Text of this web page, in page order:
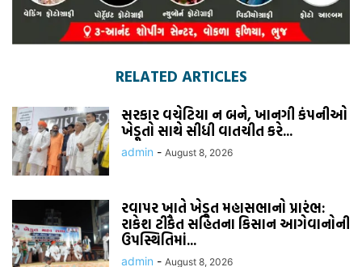
RELATED ARTICLES
સરકાર વચેટિયા ન બને, ખાનગી કંપનીઓ
ખેડૂતો સાથે સીધી વાતચીત કરે...
admin - August 8, 2026
રવાપર ખાતે ખેડૂત મહાસભાનો પ્રારંભ:
રાકેશ ટીકૈત સહિતના કિસાન આગેવાનોની
ઉપસ્થિતિમાં...
admin - August 8, 2026